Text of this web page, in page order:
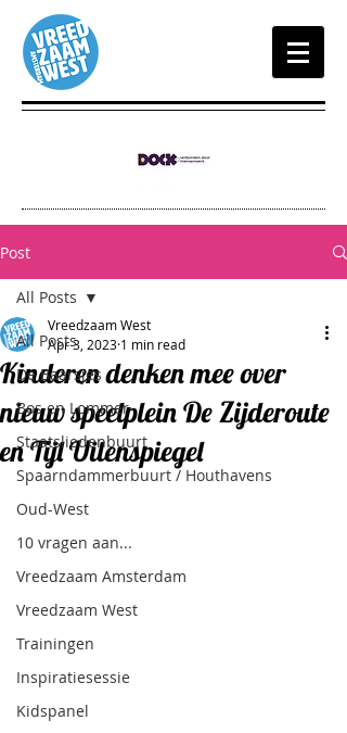
Post
All Posts
De Baarsjes
Bos en Lommer
Staatsliedenbuurt
Spaarndammerbuurt / Houthavens
Oud-West
10 vragen aan...
Vreedzaam Amsterdam
Vreedzaam West
Trainingen
Inspiratiesessie
Kidspanel
All Posts
Kinderen denken mee over
nieuw speelplein De Zijderoute
en Tijl Uilenspiegel
Vreedzaam West
Apr 3, 2023 1 min read